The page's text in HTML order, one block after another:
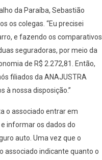
da Paraíba, Sebastião
os colegas. “Eu precisei
e fazendo os comparativos
seguradoras, por meio da
de R$ 2.272,81. Então,
filiados da ANAJUSTRA
à nossa disposição.”
o associado entrar em
e informar os dados do
auto. Uma vez que o
associado indicante quanto o